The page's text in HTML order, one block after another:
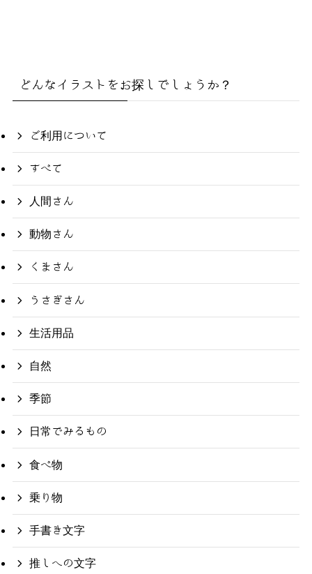
どんなイラストをお探しでしょうか？
ご利用について
すべて
人間さん
動物さん
くまさん
うさぎさん
生活用品
自然
季節
日常でみるもの
食べ物
乗り物
手書き文字
推しへの文字